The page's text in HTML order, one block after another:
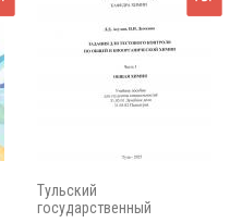
Тульский
государственный